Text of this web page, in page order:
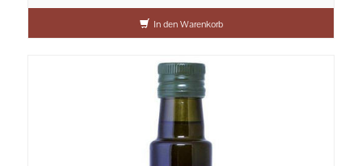
In den Warenkorb